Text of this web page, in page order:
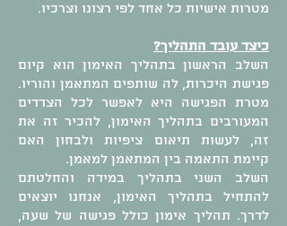
מטרות אישיות כל אחד לפי רצונו וצרכיו.
כיצד עובד התהליך?
השלב הראשון בתהליך האימון הוא קיום
פגישת היכרות, לה שותפים המתאמן והוריו.
מטרת הפגישה היא לאפשר לכל הצדדים
המעורבים בתהליך האימון, להכיר זה את
זה, לעשות תיאום ציפיות ולבחון האם
קיימת התאמה בין המתאמן למאמן.
השלב השני בתהליך במידה והחלטתם
להתחיל בתהליך האימון, אנחנו יוצאים
לדרך. תהליך אימון כולל פגישה של שעה,